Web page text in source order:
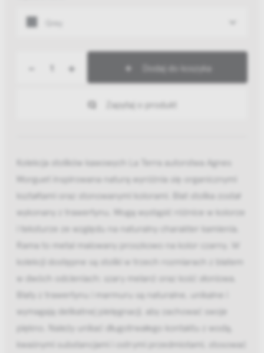
Grey
+ Dodaj do koszyka
Zapytaj o produkt
Kolekcja stolików kawowych La Terra autorstwa Agnes
Morguet inspirowana naturą wyróżnia się organicznymi
kształtami oraz stonowanymi kolorami. Blat stolika został
wykonany z trawertynu. Mogą wystąpić różnice w kolorze
i teksturze ze względu na naturalny charakter kamienia.
Rama to metal malowany proszkowo na kolor czarny. W
kolekcji dostępne są stoliki w trzech rozmiarach z blatem
w dwóch odcieniach: szary melanż oraz kość słoniowa.
Blaty z trawertynu i marmuru są naturalne, unikalne i
wymagają delikatnej pielęgnacji, aby zachować swoje
piękno. Należy unikać długotrwałego kontaktu z wodą,
kwaśnymi substancjami i ostrymi przedmiotami, stosować